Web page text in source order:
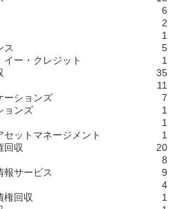
6
2
1
ス
5
イー・クレジット
1
35
11
ーションズ
7
ョンズ
1
1
ットマネージメント
1
回収
20
8
報サービス
9
4
権回収
1